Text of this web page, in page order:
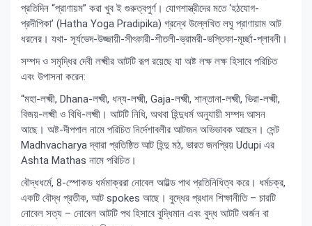
প্রতিদিন “প্রাণায়ম” করা খুব ই গুরুত্বপুর্ণ। যোগশাস্ত্রীদের মতে ‘হঠযোগ-
প্রদীপিকা’ (Hatha Yoga Pradipika) গ্রন্থে উল্লেখিত লঘু প্রাণায়াম আট
ধরনের। যথা- সূর্যভেদ-উজ্জায়ী-সীৎকারী-শীতলী-ভ্রামরী-ভস্তিকা-মূর্চ্ছা-প্লাবনী।
সম্পদ ও সমৃদ্ধির দেবী লক্ষ্মীর আটটি রূপ রয়েছে যা অষ্ট লক্ষ লক্ষ হিসাবে পরিচিত
এবং উপাসনা করেন:
“মহা-লক্ষ্মী, Dhana-লক্ষ্মী, ধন্য-লক্ষ্মী, Gaja-লক্ষ্মী, শান্তানা-লক্ষ্মী, ভিরা-লক্ষ্মী,
বিজয়-লক্ষ্মী ও বিধি-লক্ষ্মী। আটটি নিধি, অথবা হিন্দুধর্ম অনুযায়ী সম্পদ আসন
আছে। অষ্ট-দীপপাল নামে পরিচিত নির্দেশাবলীর আটজন অভিভাবক আছেন। সেন্ট
Madhvacharya দ্বারা প্রতিষ্ঠিত আট হিন্দু মঠ, ভারত জনপ্রিয় Udupi এর
Ashta Mathas নামে পরিচিত।
বৌদ্ধধর্মে, 8-স্পোকড ধর্মমাক্ররা নোবেল আট্টল্ড পাথ প্রতিনিধিত্ব করে। ধর্মচক্র,
একটি বৌদ্ধ প্রতীক, আট spokes আছে। বুদ্ধের প্রধান শিক্ষানীতি – চারটি
নোবেল সত্য – নোবেল আটটি পথ হিসাবে বুদ্ধিমান এবং বুদ্ধ আটটি অর্জন বা